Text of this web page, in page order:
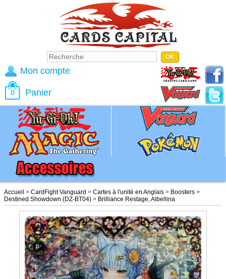
Accueil > CardFight Vanguard > Cartes à l'unité en Anglais > Boosters >
Destined Showdown (DZ-BT04) > Brilliance Restage, Albellina
Mon compte
0 Panier